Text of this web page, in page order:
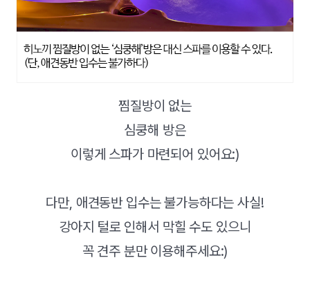
찜질방이 없는
심쿵해 방은
이렇게 스파가 마련되어 있어요:)
다만, 애견동반 입수는 불가능하다는 사실!
강아지 털로 인해서 막힐 수도 있으니
꼭 견주 분만 이용해주세요:)